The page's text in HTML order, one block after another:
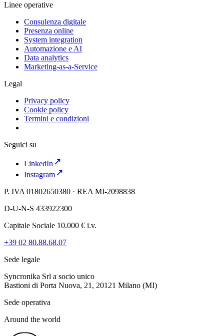
Linee operative
Consulenza digitale
Presenza online
System integration
Automazione e AI
Data analytics
Marketing-as-a-Service
Legal
Privacy policy
Cookie policy
Termini e condizioni
Seguici su
LinkedIn
Instagram
P. IVA 01802650380 · REA MI-2098838
D-U-N-S 433922300
Capitale Sociale 10.000 € i.v.
+39 02 80.88.68.07
Sede legale
Syncronika Srl a socio unico
Bastioni di Porta Nuova, 21, 20121 Milano (MI)
Sede operativa
Around the world